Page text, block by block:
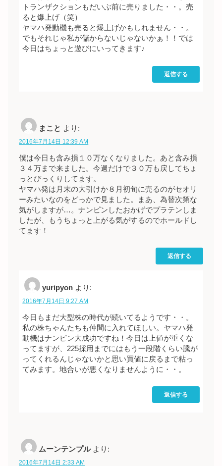
トランザクションもだいぶ前に売りました・・。売
ると爆上げ（笑）
ヤマハ発動機も売ると爆上げかもしれません・・。
でもそれじゃ私が儲からないじゃないかぁ！！では
今日はちょっと遊びにいってきます♪
返信する
まこと より:
2016年7月14日 12:39 AM
僕は今日も含み損１０万なくなりました。あと含み損
３４万まで来ました。今週だけで３０万も戻してちょ
っとびっくりしてます。
ヤマハ発は月末の大引けか８月初旬に売るのがセオリ
ーみたいなのをどっかで見ました。まあ、為替次第な
気がしますが…。ナンピンしたおかげでプラテンしま
したが、もうちょっと上がる気がするのでホールドし
てます！
返信する
yuripyon より:
2016年7月14日 9:27 AM
今日もまだ大型株の時代が続いてるようです・・。
私の株ちゃんたちも仲間に入れてほしい。ヤマハ発
動機はナンピン大成功ですね！今日は上値が重くな
ってますが、225採用までにはもう一段階くらい騰が
ってくれるんじゃないかと思い買値に戻るまで粘っ
てみます。地合いが悪くなりませんように・・。
返信する
ムーンテンプル より:
2016年7月14日 2:33 AM